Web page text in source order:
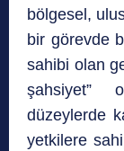
bölgesel,
bir görevde
sahibi olan
şahsiyet”
düzeylerde
yetkilere